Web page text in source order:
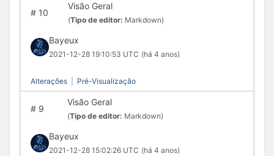
#10
Visão Geral
(Tipo de editor: Markdown)
Bayeux
2021-12-28 19:10:53 UTC (há 4 anos)
Alterações Pré-Visualização
#9
Visão Geral
(Tipo de editor: Markdown)
Bayeux
2021-12-28 15:02:26 UTC (há 4 anos)